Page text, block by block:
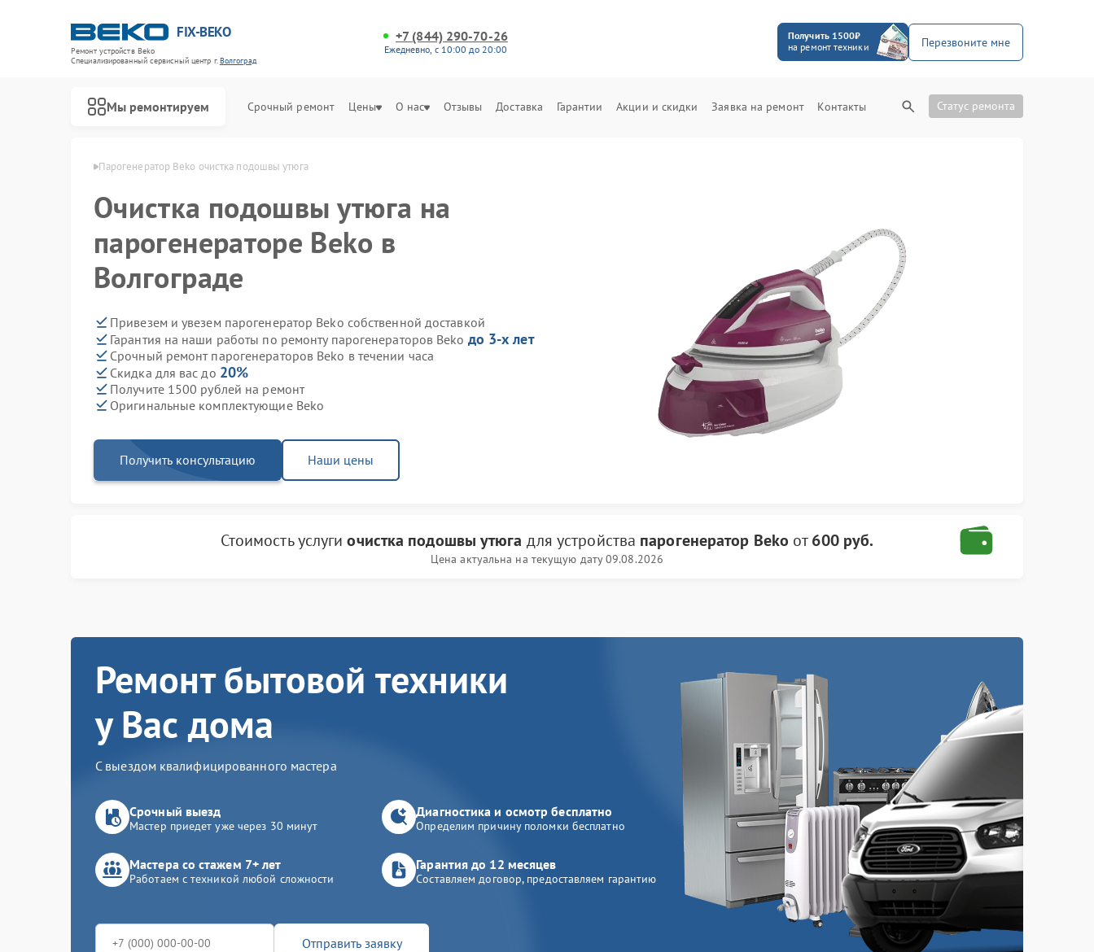
FIX-BEKO
Ремонт устройств Beko
Специализированный cервисный центр г.Волгоград
+7 (844) 290-70-26
Ежедневно, с 10:00 до 20:00
Получить 1500₽
на ремонт техники
Перезвоните мне
Мы ремонтируем Срочный ремонт Цены О нас Отзывы Доставка Гарантии Акции и скидки Заявка на ремонт Контакты Статус ремонта
Парогенератор Beko очистка подошвы утюга
Очистка подошвы утюга на
парогенераторе Beko в
Волгограде
Привезем и увезем парогенератор Beko собственной доставкой
Гарантия на наши работы по ремонту парогенераторов Beko до 3-х лет
Срочный ремонт парогенераторов Beko в течении часа
Скидка для вас до 20%
Получите 1500 рублей на ремонт
Оригинальные комплектующие Beko
Получить консультацию Наши цены
Стоимость услугиочистка подошвы утюга для устройства парогенератор Beko от600 руб.
Цена актуальна на текущую дату 09.08.2026
Ремонт бытовой техники
у Вас дома
С выездом квалифицированного мастера
Срочный выезд
Мастер приедет уже через 30 минут
Диагностика и осмотр бесплатно
Определим причину поломки бесплатно
Мастера со стажем 7+ лет
Работаем с техникой любой сложности
Гарантия до 12 месяцев
Составляем договор, предоставляем гарантию
Отправить заявку